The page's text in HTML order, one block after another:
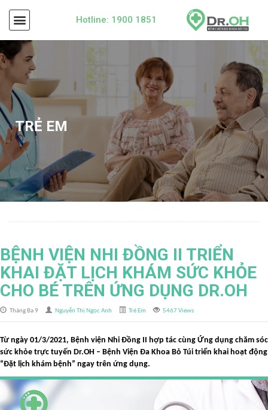
Hotline: 1900 1851
TRẺ EM
BỆNH VIỆN NHI ĐỒNG II TRIỂN
KHAI ĐẶT LỊCH KHÁM SỨC KHỎE
CHO BÉ TRÊN ỨNG DỤNG DR.OH
Tháng Ba 9 Nguyễn Thị Ngọc Anh Trẻ Em 5467 Views
Từ ngày 01/3/2021, Bệnh viện Nhi Đồng II hợp tác cùng Ứng dụng chăm sóc
sức khỏe trực tuyến Dr.OH – Bệnh Viện Đa Khoa Bỏ Túi triển khai hoạt động
“Đặt lịch khám bệnh” ngay trên ứng dụng.